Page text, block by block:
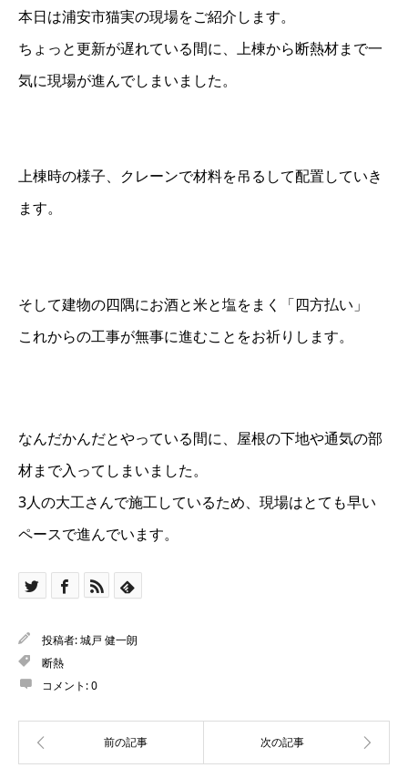
本日は浦安市猫実の現場をご紹介します。
ちょっと更新が遅れている間に、上棟から断熱材まで一
気に現場が進んでしまいました。
上棟時の様子、クレーンで材料を吊るして配置していき
ます。
そして建物の四隅にお酒と米と塩をまく「四方払い」
これからの工事が無事に進むことをお祈りします。
なんだかんだとやっている間に、屋根の下地や通気の部
材まで入ってしまいました。
3人の大工さんで施工しているため、現場はとても早い
ペースで進んでいます。
投稿者:城戸 健一朗
断熱
コメント:0